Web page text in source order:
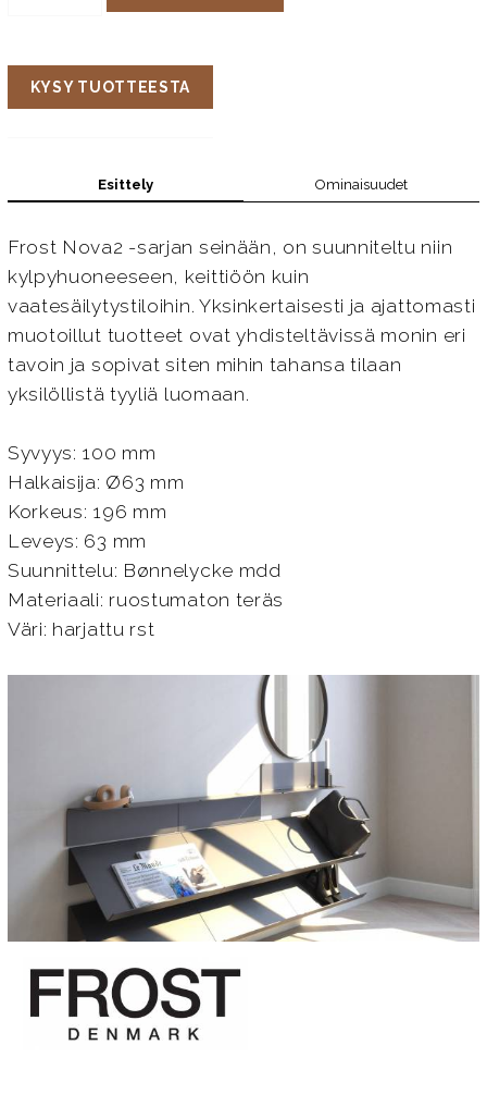
KYSY TUOTTEESTA
Esittely Ominaisuudet
Frost Nova2 -sarjan seinään, on suunniteltu niin
kylpyhuoneeseen, keittiöön kuin
vaatesäilytystiloihin. Yksinkertaisesti ja ajattomasti
muotoillut tuotteet ovat yhdisteltävissä monin eri
tavoin ja sopivat siten mihin tahansa tilaan
yksilöllistä tyyliä luomaan.
Syvyys: 100 mm
Halkaisija: Ø63 mm
Korkeus: 196 mm
Leveys: 63 mm
Suunnittelu: Bønnelycke mdd
Materiaali: ruostumaton teräs
Väri: harjattu rst